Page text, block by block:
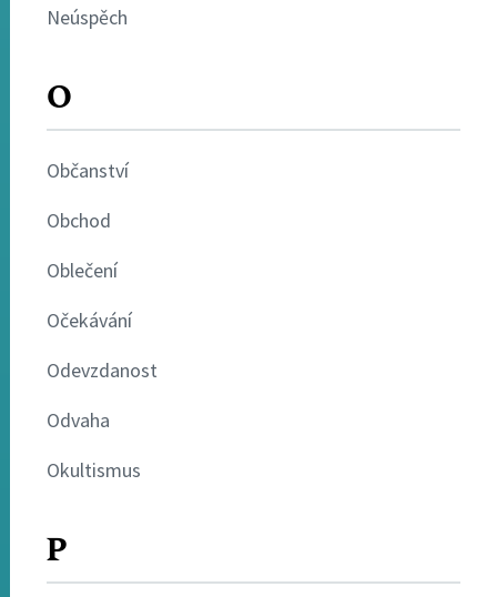
Neúspěch
O
Občanství
Obchod
Oblečení
Očekávání
Odevzdanost
Odvaha
Okultismus
P